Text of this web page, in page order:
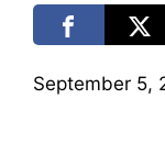
September 5,